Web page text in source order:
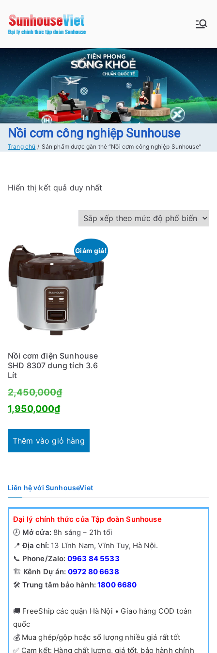
tới
nội
dung
Đồ gia dụng|
Điện gia
dụng|Nhà
bếp|Điện
tại Hà nội
Bán buôn bán lẻ hàng Sunhouse
Hà Nội
Nồi cơm công nghiệp Sunhouse
Trang chủ Sản phẩm được gắn thẻ “Nồi cơm công nghiệp Sunhouse”
Hiển thị kết quả duy nhất
Giảm giá!
Nồi cơm điện Sunhouse
SHD 8307 dung tích 3.6
Lít
2,450,000₫Giá
2,450,000₫.
1,950,000₫Giá
tại
Thêm vào giỏ hàng
Liên hệ với SunhouseViet
Đại lý chính thức của Tập đoàn Sunhouse
🕗 Mở cửa:8h sáng – 21h tối
📍Địa chỉ: 13 Lĩnh Nam, Vĩnh Tuy, Hà Nội.
📞 Phone/Zalo: 0963 84 5533
🏗️ Kênh Dự án: 0972 80 6638
🛠️ Trung tâm bảo hành:1800 6680
🚚 FreeShip các quận Hà Nội • Giao hàng COD toàn
quốc
💰 Mua ghép/gộp hoặc số lượng nhiều giá rất tốt
✅ Cam kết: Hàng chất lượng, giá tốt, bảo hành chính